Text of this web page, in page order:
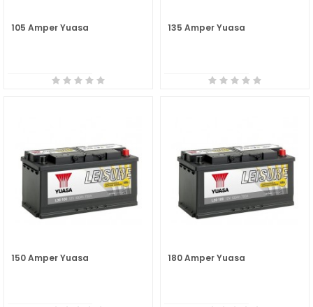
105 Amper Yuasa 135 Amper Yuasa
150 Amper Yuasa 180 Amper Yuasa